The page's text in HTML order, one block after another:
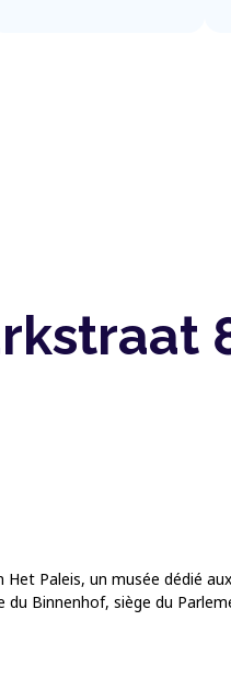
Paleis, un musée dédié
Binnenhof, siège du